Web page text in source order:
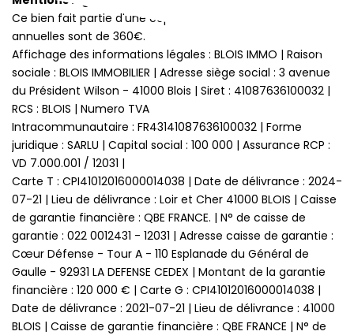
Ce bien fait partie d'une copropriété de 15 lots.Les charges
annuelles sont de 360€.
Affichage des informations légales : BLOIS IMMO | Raison
sociale : BLOIS IMMOBILIER | Adresse siège social : 3 avenue
du Président Wilson - 41000 Blois | Siret : 41087636100032 |
RCS : BLOIS | Numero TVA
Intracommunautaire : FR43141087636100032 | Forme
juridique : SARLU | Capital social : 100 000 | Assurance RCP :
VD 7.000.001 / 12031 |
Carte T : CPI41012016000014038 | Date de délivrance : 2024-
07-21 | Lieu de délivrance : Loir et Cher 41000 BLOIS | Caisse
de garantie financière : QBE FRANCE. | N° de caisse de
garantie : 022 0012431 - 12031 | Adresse caisse de garantie :
Cœur Défense - Tour A - 110 Esplanade du Général de
Gaulle - 92931 LA DEFENSE CEDEX | Montant de la garantie
financière : 120 000 € | Carte G : CPI41012016000014038 |
Date de délivrance : 2021-07-21 | Lieu de délivrance : 41000
BLOIS | Caisse de garantie financière : QBE FRANCE | N° de